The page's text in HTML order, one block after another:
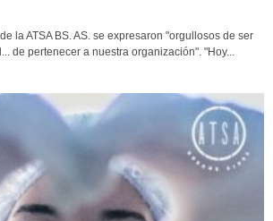
la ATSA BS. AS. se expresaron "orgullosos de ser
de pertenecer a nuestra organización". "Hoy...